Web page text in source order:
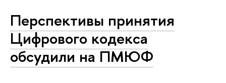
Перспективы принятия
Цифрового кодекса
обсудили на ПМЮФ